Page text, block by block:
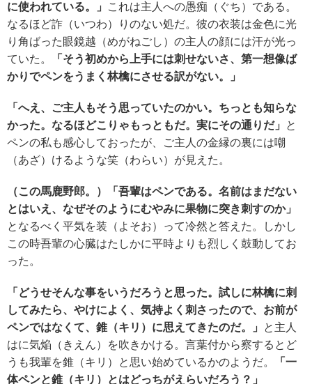
に使われている。
」
これは主人への愚痴（ぐち）である。
なるほど詐（いつわ）りのない処だ。彼の衣装は金色に光
り角ばった眼鏡越（めがねごし）の主人の顔には汗が光っ
ていた。
「そう初めから上手には刺せないさ、第一想像ば
かりでペンをうまく林檎にさせる訳がない。 」
「へえ 、ご主人もそう思っていたのかい。 ちっとも知らな
かった。なるほどこりゃもっともだ。実にその通りだ」
と
ペンの私も感心しておったが、ご主人の金縁の裏には嘲
（あざ）けるような笑（わらい）が見えた。
（この馬鹿野郎。） 「 吾輩はペンである。名前はまだない
とはいえ、なぜそのようにむやみに果物に突き刺すのか」
となるべく平気を装（よそお）って冷然と答えた。しかし
この時吾輩の心臓はたしかに平時よりも烈しく鼓動してお
った。
「どうせそんな事をいうだろうと思った。 試しに林檎に刺
してみたら、 やけによく、気持よく刺さったので、お前が
ペンではなくて、錐（キリ）に思えてきたのだ。
」
と主人
はに気焔（きえん）を吹きかける。言葉付から察するとど
うも我輩を錐（キリ）と思い始めているかのようだ。
「一
体ペンと錐（キリ） とはどっちがえらいだろう ？ 」